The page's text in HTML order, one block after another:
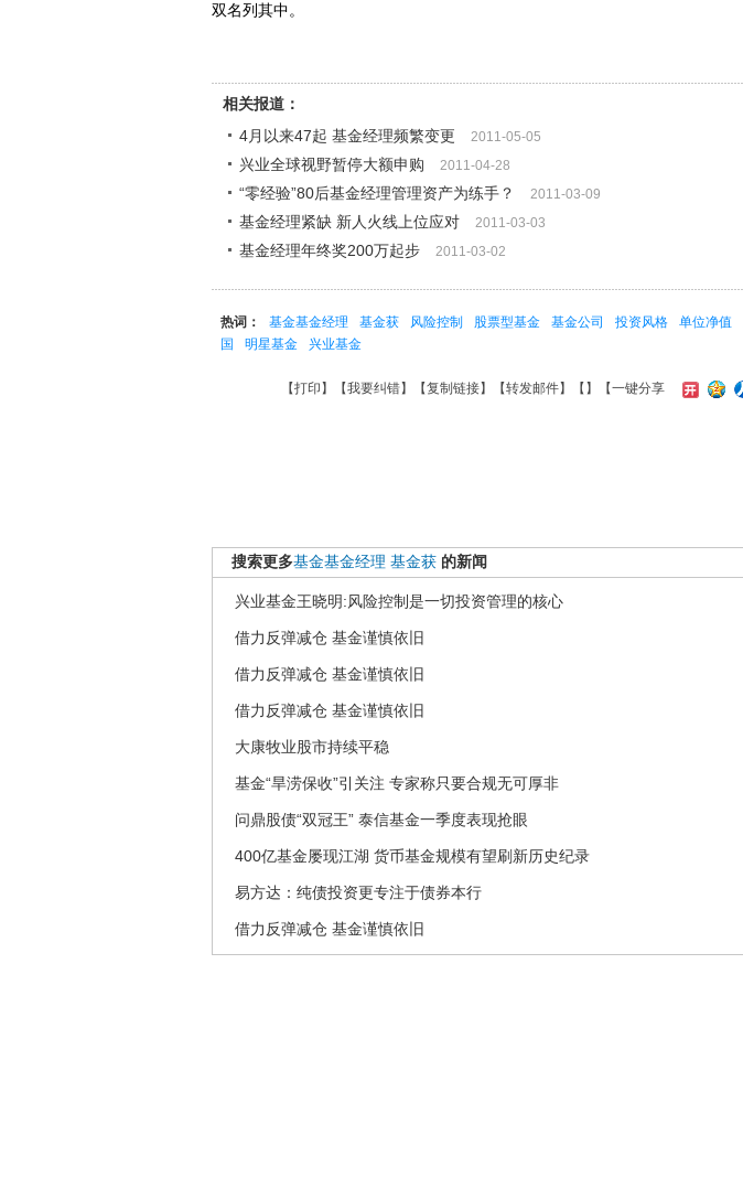
双名列其中。
相关报道：
4月以来47起 基金经理频繁变更
2011-05-05
兴业全球视野暂停大额申购 2011-04-28
“零经验”80后基金经理管理资产为练手？ 2011-03-09
基金经理紧缺 新人火线上位应对 2011-03-03
基金经理年终奖200万起步 2011-03-02
热词： 基金基金经理 基金获 风险控制 股票型基金 基金公司 投资风格 单位净值
国
明星基金 兴业基金
【打印 】【我要纠错】【复制链接】【转发邮件】【 】 【一键分享
搜索更多基金基金经理 基金获 的新闻
兴业基金王晓明:风险控制是一切投资管理的核心
借力反弹减仓 基金谨慎依旧
借力反弹减仓 基金谨慎依旧
借力反弹减仓 基金谨慎依旧
大康牧业股市持续平稳
基金“旱涝保收”引关注 专家称只要合规无可厚非
问鼎股债“双冠王” 泰信基金一季度表现抢眼
400亿基金屡现江湖 货币基金规模有望刷新历史纪录
易方达：纯债投资更专注于债券本行
借力反弹减仓 基金谨慎依旧